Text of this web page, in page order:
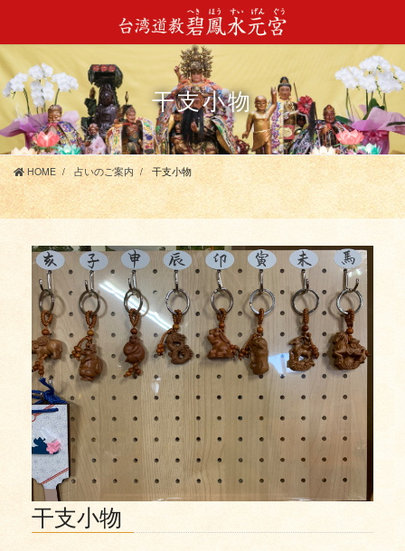
テ
ン
ツ
に
移
動
ゲ
ー
シ
ョ
ン
に
移
動
干支小物
HOME 占いのご案内 干支小物
干支小物